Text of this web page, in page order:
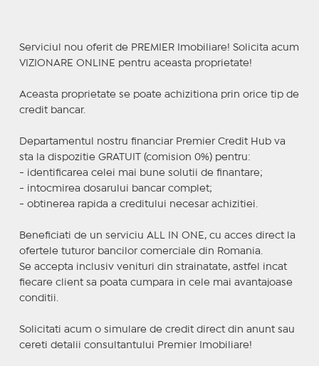
Serviciul nou oferit de PREMIER Imobiliare! Solicita acum
VIZIONARE ONLINE pentru aceasta proprietate!
Aceasta proprietate se poate achizitiona prin orice tip de
credit bancar.
Departamentul nostru financiar Premier Credit Hub va
sta la dispozitie GRATUIT (comision 0%) pentru:
- identificarea celei mai bune solutii de finantare;
- intocmirea dosarului bancar complet;
- obtinerea rapida a creditului necesar achizitiei.
Beneficiati de un serviciu ALL IN ONE, cu acces direct la
ofertele tuturor bancilor comerciale din Romania.
Se accepta inclusiv venituri din strainatate, astfel incat
fiecare client sa poata cumpara in cele mai avantajoase
conditii.
Solicitati acum o simulare de credit direct din anunt sau
cereti detalii consultantului Premier Imobiliare!